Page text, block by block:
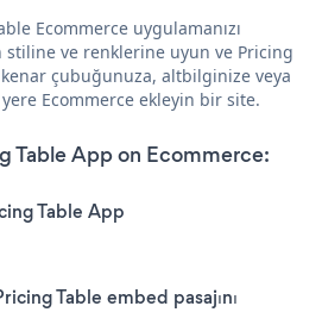
Ecommerce uygulamanızı
ve renklerine uyun ve Pricing
kenar çubuğunuza, altbilginize veya
Ecommerce ekleyin bir site.
Table App on Ecommerce:
Table App
Table embed pasajını